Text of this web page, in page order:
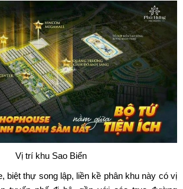
Vị trí khu Sao Biển
biệt thự song lập, liền kề phân khu này có vị